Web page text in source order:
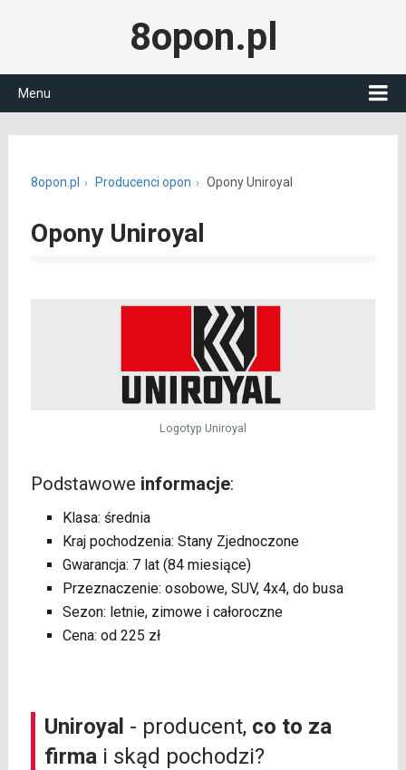
8opon.pl
Menu
8opon.pl Producenci opon Opony Uniroyal
Opony Uniroyal
Logotyp Uniroyal
Podstawowe informacje:
Klasa: średnia
Kraj pochodzenia: Stany Zjednoczone
Gwarancja: 7 lat (84 miesiące)
Przeznaczenie: osobowe, SUV, 4x4, do busa
Sezon: letnie, zimowe i całoroczne
Cena: od 225 zł
Uniroyal - producent, co to za
firma i skąd pochodzi?